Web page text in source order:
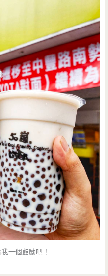
一個鼓勵吧！